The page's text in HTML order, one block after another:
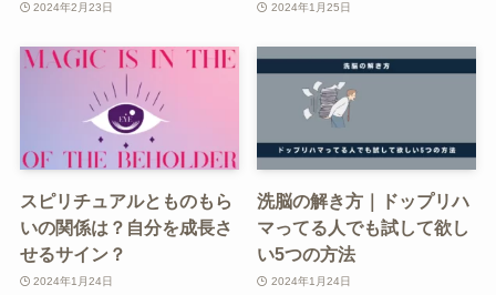
2024年2月23日 2024年1月25日
スピリチュアルとものもら
いの関係は？自分を成長さ
せるサイン？
2024年1月24日
洗脳の解き方｜ドップリハ
マってる人でも試して欲し
い5つの方法
2024年1月24日